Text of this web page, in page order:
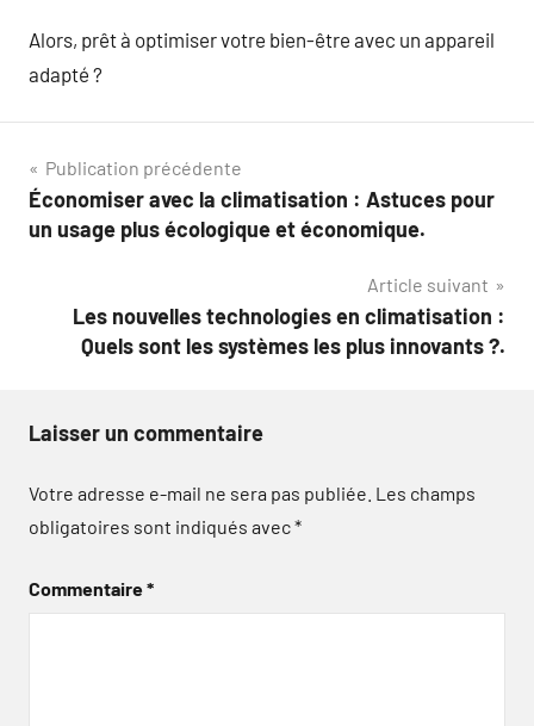
Alors, prêt à optimiser votre bien-être avec un appareil
adapté ?
Navigation
de
Publication précédente
Économiser avec la climatisation : Astuces pour
un usage plus écologique et économique.
Article suivant
Les nouvelles technologies en climatisation :
Quels sont les systèmes les plus innovants ?.
Laisser un commentaire
Votre adresse e-mail ne sera pas publiée. Les champs
obligatoires sont indiqués avec*
Commentaire*